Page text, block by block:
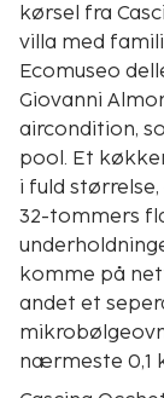
kørsel fra
villa med
Ecomuseo
Giovanni
aircondition,
pool. Et
i fuld
32-tommers
komme på
andet et
nærmeste 0,1